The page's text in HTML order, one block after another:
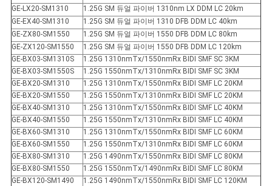
GE-LX20-SM1310
1.25G SM 듀얼 파이버 1310nm LX DDM LC 20km
GE-EX40-SM1310
1.25G SM 듀얼 파이버 1310 DFB DDM LC 40km
GE-ZX80-SM1550
1.25G SM 듀얼 파이버 1550 DFB DDM LC 80km
GE-ZX120-SM1550
1.25G SM 듀얼 파이버 1550 DFB DDM LC 120km
GE-BX03-SM1310S
1.25G 1310nmTx/1550nmRx BIDI SMF SC 3KM
GE-BX03-SM1550S
1.25G 1550nmTx/1310nmRx BIDI SMF SC 3KM
GE-BX20-SM1310
1.25G 1310nmTx/1550nmRx BIDI SMF LC 20KM
GE-BX20-SM1550
1.25G 1550nmTx/1310nmRx BIDI SMF LC 20KM
GE-BX40-SM1310
1.25G 1310nmTx/1550nmRx BIDI SMF LC 40KM
GE-BX40-SM1550
1.25G 1550nmTx/1310nmRx BIDI SMF LC 40KM
GE-BX60-SM1310
1.25G 1310nmTx/1550nmRx BIDI SMF LC 60KM
GE-BX60-SM1550
1.25G 1550nmTx/1310nmRx BIDI SMF LC 60KM
GE-BX80-SM1310
1.25G 1490nmTx/1550nmRx BIDI SMF LC 80KM
GE-BX80-SM1550
1.25G 1550nmTx/1490nmRx BIDI SMF LC 80KM
GE-BX120-SM1490
1.25G 1490nmTx/1550nmRx BIDI SMF LC 120KM